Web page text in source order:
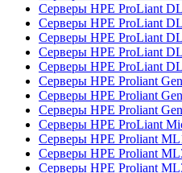
Серверы HPE ProLiant
Серверы HPE ProLiant
Серверы HPE ProLiant
Серверы HPE ProLiant
Серверы HPE ProLiant
Серверы HPE Proliant
Серверы HPE Proliant
Серверы HPE Proliant
Серверы HPE ProLiant
Серверы HPE Proliant
Серверы HPE Proliant
Серверы HPE Proliant